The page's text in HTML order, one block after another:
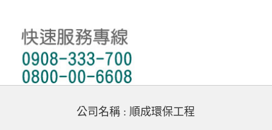
公司名稱 : 順成環保工程